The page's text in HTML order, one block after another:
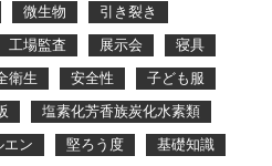
微生物
引き裂き
工場監査 展示会
寝具
衛生 安全性
子ども服
塩素化芳香族炭化水素類
ン 堅ろう度
基礎知識